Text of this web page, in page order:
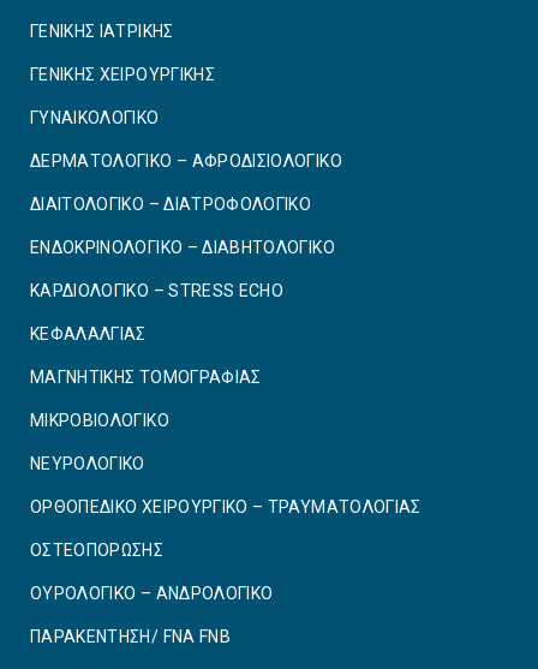
ΓΕΝΙΚΗΣ ΙΑΤΡΙΚΗΣ
ΓΕΝΙΚΗΣ ΧΕΙΡΟΥΡΓΙΚΗΣ
ΓΥΝΑΙΚΟΛΟΓΙΚΟ
ΔΕΡΜΑΤΟΛΟΓΙΚΟ – ΑΦΡΟΔΙΣΙΟΛΟΓΙΚΟ
ΔΙΑΙΤΟΛΟΓΙΚΟ – ΔΙΑΤΡΟΦΟΛΟΓΙΚΟ
ΕΝΔΟΚΡΙΝΟΛΟΓΙΚΟ – ΔΙΑΒΗΤΟΛΟΓΙΚΟ
ΚΑΡΔΙΟΛΟΓΙΚΟ – STRESS ECHO
ΚΕΦΑΛΑΛΓΙΑΣ
ΜΑΓΝΗΤΙΚΗΣ ΤΟΜΟΓΡΑΦΙΑΣ
ΜΙΚΡΟΒΙΟΛΟΓΙΚΟ
ΝΕΥΡΟΛΟΓΙΚΟ
ΟΡΘΟΠΕΔΙΚΟ ΧΕΙΡΟΥΡΓΙΚΟ – ΤΡΑΥΜΑΤΟΛΟΓΙΑΣ
ΟΣΤΕΟΠΟΡΩΣΗΣ
ΟΥΡΟΛΟΓΙΚΟ – ΑΝΔΡΟΛΟΓΙΚΟ
ΠΑΡΑΚΕΝΤΗΣΗ/ FNA FNB